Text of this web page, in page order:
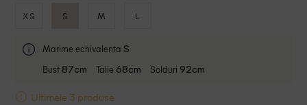
XS S M L
Marime echivalenta S
Bust 87cm Talie 68cm Solduri 92cm
Ultimele 3 produse